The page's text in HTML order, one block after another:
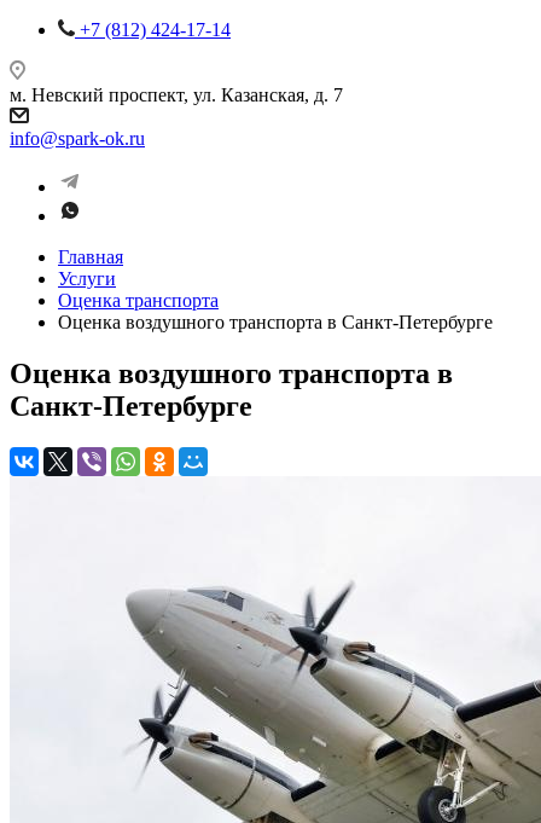
+7 (812) 424-17-14
м. Невский проспект, ул. Казанская, д. 7
info@spark-ok.ru
Главная
Услуги
Оценка транспорта
Оценка воздушного транспорта в Санкт-Петербурге
Оценка воздушного транспорта в
Санкт-Петербурге